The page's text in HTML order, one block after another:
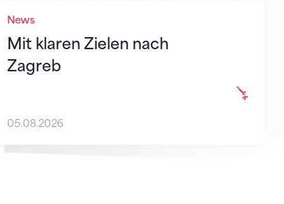
News
Mit klaren Zielen nach
Zagreb
05.08.2026